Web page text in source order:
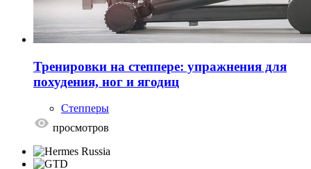
Тренировки на степпере: упражнения для
похудения, ног и ягодиц
Степперы
просмотров